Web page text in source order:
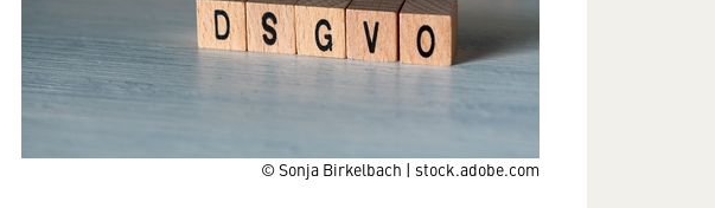
© Sonja Birkelbach | stock.adobe.com